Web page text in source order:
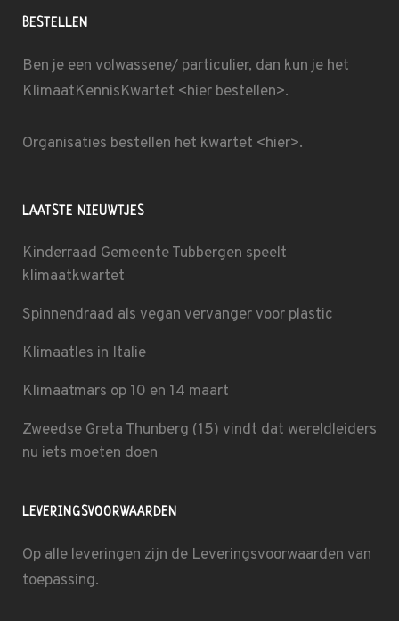
BESTELLEN
Ben je een volwassene/ particulier, dan kun je het
KlimaatKennisKwartet <hier bestellen>.
Organisaties bestellen het kwartet <hier>.
LAATSTE NIEUWTJES
Kinderraad Gemeente Tubbergen speelt
klimaatkwartet
Spinnendraad als vegan vervanger voor plastic
Klimaatles in Italie
Klimaatmars op 10 en 14 maart
Zweedse Greta Thunberg (15) vindt dat wereldleiders
nu iets moeten doen
LEVERINGSVOORWAARDEN
Op alle leveringen zijn de Leveringsvoorwaarden van
toepassing.